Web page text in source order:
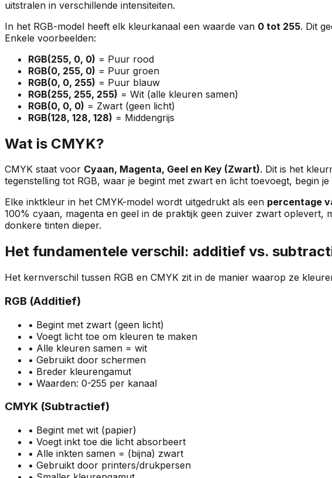
uitstralen in verschillende intensiteiten.
In het RGB-model heeft elk kleurkanaal een waarde van 0 tot 255. Dit
Enkele voorbeelden:
RGB(255, 0, 0) = Puur rood
RGB(0, 255, 0) = Puur groen
RGB(0, 0, 255) = Puur blauw
RGB(255, 255, 255) = Wit (alle kleuren samen)
RGB(0, 0, 0) = Zwart (geen licht)
RGB(128, 128, 128) = Middengrijs
Wat is CMYK?
CMYK staat voor Cyaan, Magenta, Geel en Key (Zwart). Dit is het
tegenstelling tot RGB, waar je begint met zwart en licht toevoegt, begin
Elke inktkleur in het CMYK-model wordt uitgedrukt als een percentage
100% cyaan, magenta en geel in de praktijk geen zuiver zwart
donkere tinten dieper.
Het fundamentele verschil: additief vs.
Het kernverschil tussen RGB en CMYK zit in de manier waarop ze
RGB (Additief)
• Begint met zwart (geen licht)
• Voegt licht toe om kleuren te maken
• Alle kleuren samen = wit
• Gebruikt door schermen
• Breder kleurengamut
• Waarden: 0-255 per kanaal
CMYK (Subtractief)
• Begint met wit (papier)
• Voegt inkt toe die licht absorbeert
• Alle inkten samen = (bijna) zwart
• Gebruikt door printers/drukpersen